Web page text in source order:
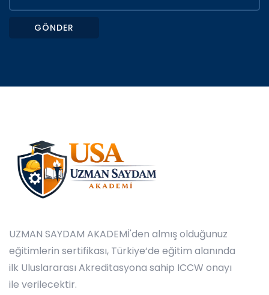
GÖNDER
UZMAN SAYDAM AKADEMİ'den almış olduğunuz
eğitimlerin sertifikası, Türkiye‘de eğitim alanında
ilk Uluslararası Akreditasyona sahip ICCW onayı
ile verilecektir.